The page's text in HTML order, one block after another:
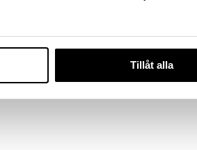
Tillåt alla